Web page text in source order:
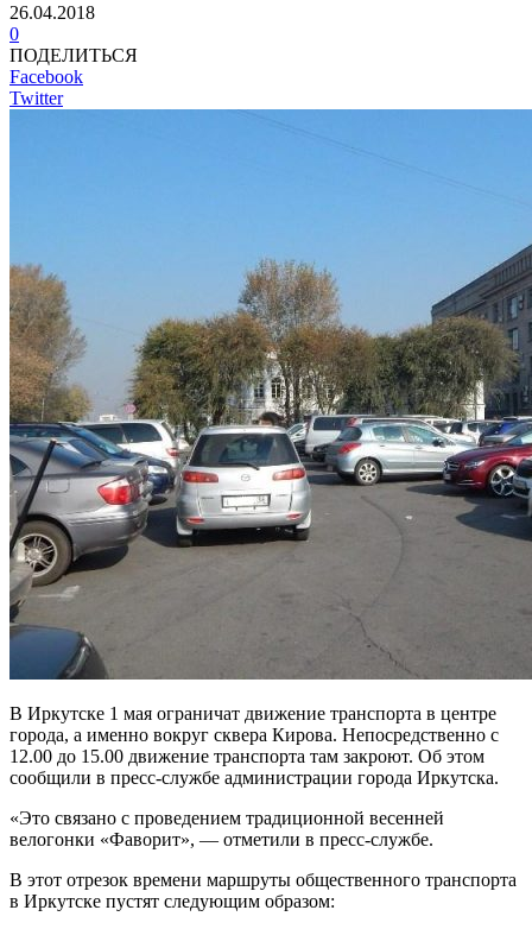
26.04.2018
0
ПОДЕЛИТЬСЯ
Facebook
Twitter
В Иркутске 1 мая ограничат движение транспорта в центре
города, а именно вокруг сквера Кирова. Непосредственно с
12.00 до 15.00 движение транспорта там закроют. Об этом
сообщили в пресс-службе администрации города Иркутска.
«Это связано с проведением традиционной весенней
велогонки «Фаворит», — отметили в пресс-службе.
В этот отрезок времени маршруты общественного транспорта
в Иркутске пустят следующим образом: